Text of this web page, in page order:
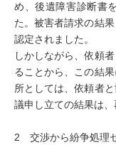
め、後遺障害診断書
た。被害者請求の結
認定されました。
しかしながら、依頼
ることから、この結
所としては、依頼者
議申し立ての結果は、
2 交渉から紛争処理